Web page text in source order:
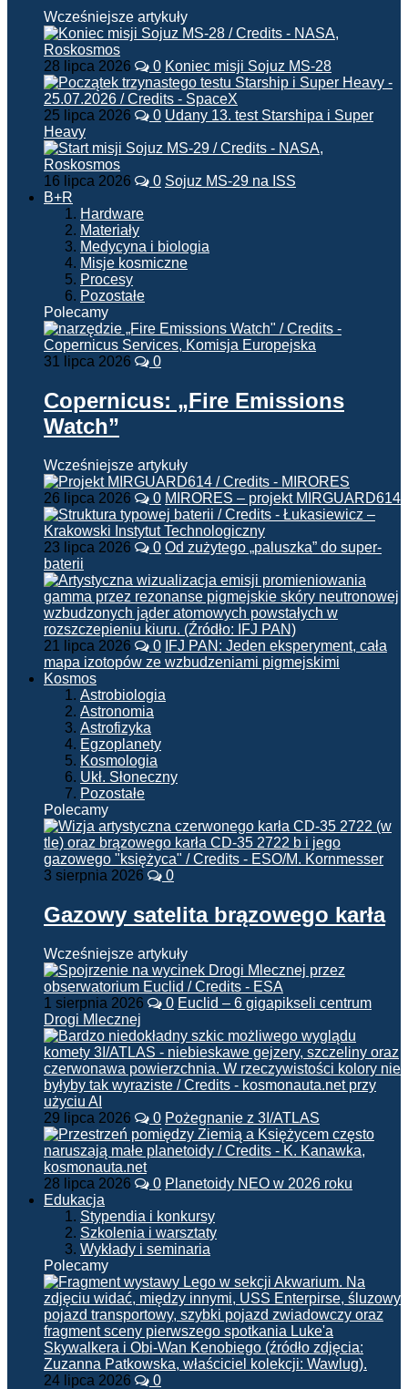
Wcześniejsze artykuły
28 lipca 2026 0 Koniec misji Sojuz MS-28
25 lipca 2026 0 Udany 13. test Starshipa i Super
Heavy
16 lipca 2026 0 Sojuz MS-29 na ISS
B+R
Hardware
Materiały
Medycyna i biologia
Misje kosmiczne
Procesy
Pozostałe
Polecamy
31 lipca 2026 0
Copernicus: „Fire Emissions
Watch”
Wcześniejsze artykuły
26 lipca 2026 0 MIRORES – projekt MIRGUARD614
23 lipca 2026 0 Od zużytego „paluszka” do super-
baterii
21 lipca 2026 0 IFJ PAN: Jeden eksperyment, cała
mapa izotopów ze wzbudzeniami pigmejskimi
Kosmos
Astrobiologia
Astronomia
Astrofizyka
Egzoplanety
Kosmologia
Ukł. Słoneczny
Pozostałe
Polecamy
3 sierpnia 2026 0
Gazowy satelita brązowego karła
Wcześniejsze artykuły
1 sierpnia 2026 0 Euclid – 6 gigapikseli centrum
Drogi Mlecznej
29 lipca 2026 0 Pożegnanie z 3I/ATLAS
28 lipca 2026 0 Planetoidy NEO w 2026 roku
Edukacja
Stypendia i konkursy
Szkolenia i warsztaty
Wykłady i seminaria
Polecamy
24 lipca 2026 0